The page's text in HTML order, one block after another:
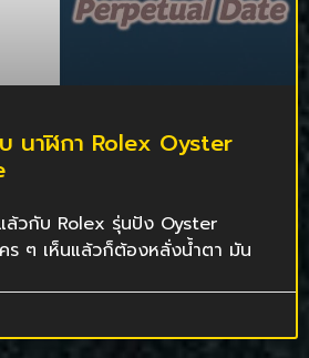
นาฬิกา Rolex Oyster
ล้วกับ Rolex รุ่นปัง Oyster
ร ๆ เห็นแล้วก็ต้องหลั่งน้ำตา มัน